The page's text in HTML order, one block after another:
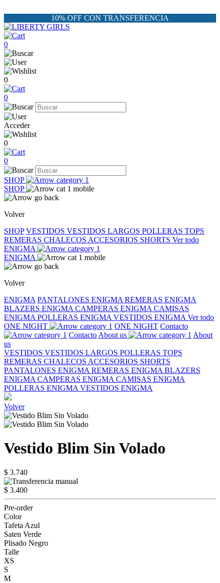
10% OFF CON TRANSFERENCIA
0
0
0
Acceder
0
0
SHOP
SHOP
Volver
SHOP VESTIDOS VESTIDOS LARGOS POLLERAS TOPS
REMERAS CHALECOS ACCESORIOS SHORTS Ver todo
ENIGMA
ENIGMA
Volver
ENIGMA PANTALONES ENIGMA REMERAS ENIGMA
BLAZERS ENIGMA CAMPERAS ENIGMA CAMISAS
ENIGMA POLLERAS ENIGMA VESTIDOS ENIGMA Ver todo
ONE NIGHT
ONE NIGHT Contacto
Contacto About us
About
us
VESTIDOS VESTIDOS LARGOS POLLERAS TOPS
REMERAS CHALECOS ACCESORIOS SHORTS
PANTALONES ENIGMA REMERAS ENIGMA BLAZERS
ENIGMA CAMPERAS ENIGMA CAMISAS ENIGMA
POLLERAS ENIGMA VESTIDOS ENIGMA
Volver
Vestido Blim Sin Volado
$ 3.740
$ 3.400
Pre-order
Color
Tafeta Azul
Saten Verde
Plisado Negro
Talle
XS
S
M